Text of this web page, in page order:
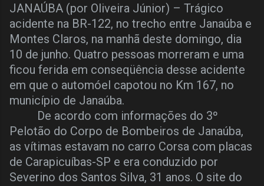
JANAÚBA (por Oliveira Júnior) – Trágico
acidente na BR-122, no trecho entre Janaúba e
Montes Claros, na manhã deste domingo, dia
10 de junho. Quatro pessoas morreram e uma
ficou ferida em conseqüência desse acidente
em que o automóel capotou no Km 167, no
município de Janaúba.
De acordo com informações do 3º
Pelotão do Corpo de Bombeiros de Janaúba,
as vítimas estavam no carro Corsa com placas
de Carapicuíbas-SP e era conduzido por
Severino dos Santos Silva, 31 anos. O site do